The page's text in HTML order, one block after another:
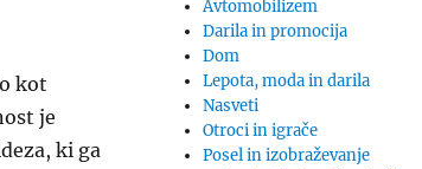
kot
je
ki ga
Avtomobilizem
Darila in promocija
Dom
Lepota, moda in darila
Nasveti
Otroci in igrače
Posel in izobraževanje